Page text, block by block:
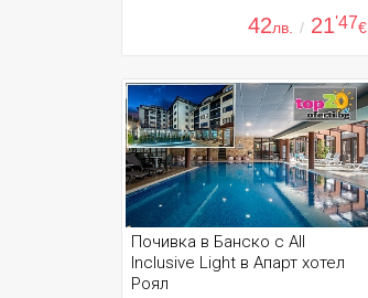
42лв. / 21'47€
Почивка в Банско с All
Inclusive Light в Апарт хотел
Роял